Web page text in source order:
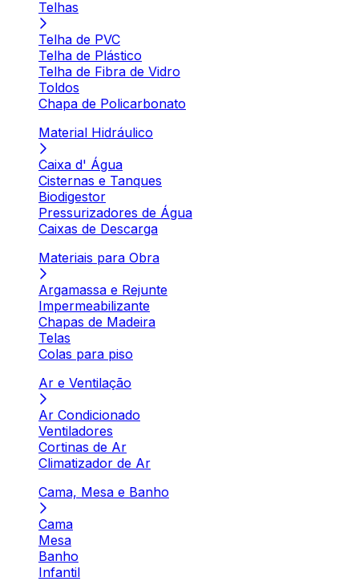
Telhas
Telha de PVC
Telha de Plástico
Telha de Fibra de Vidro
Toldos
Chapa de Policarbonato
Material Hidráulico
Caixa d' Água
Cisternas e Tanques
Biodigestor
Pressurizadores de Água
Caixas de Descarga
Materiais para Obra
Argamassa e Rejunte
Impermeabilizante
Chapas de Madeira
Telas
Colas para piso
Ar e Ventilação
Ar Condicionado
Ventiladores
Cortinas de Ar
Climatizador de Ar
Cama, Mesa e Banho
Cama
Mesa
Banho
Infantil